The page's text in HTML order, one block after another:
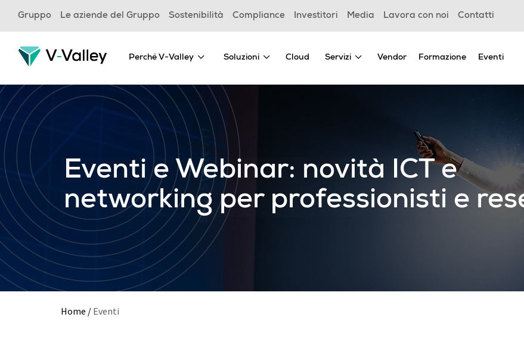
Skip
content
Gruppo Le aziende del Gruppo Sostenibilità Compliance Investitori Media Lavora con noi Contatti
Perché V-Valley Soluzioni Cloud Servizi Vendor Formazione Eventi
Eventi e Webinar: novità ICT e
networking per professionisti e
Home / Eventi